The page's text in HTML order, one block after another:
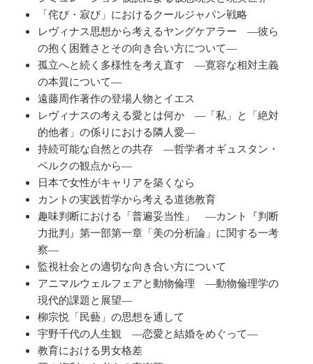
「侘び・寂び」におけるクールジャパン戦略
レヴィナス思想から考えるヤングケアラー ―彼ら
の抱く困難さとその向き合い方について―
孤立へと続く多様性を考え直す ―寛容な相対主義
の本質について―
遠藤周作著作の登場人物とイエス
レヴィナスの考える愛とは何か ―「私」と「絶対
的他者」の係りにおける隣人愛―
持続可能な自然との共存 ―哲学者オギュスタン・
ベルクの観点から―
日本で女性がキャリアを築くなら
カントの実践哲学から考える道徳教育
趣味判断における「普遍妥当性」 ―カント『判断
力批判』第一部第一章「美の分析論」に関する一考
察―
監視社会との適切な向き合い方について
アニマルウェルフェアと動物倫理 ―動物倫理学の
現代的課題と展望―
柳宗悦「民藝」の思想を通して
宇野千代の人生観 ―恋愛と結婚をめぐって―
教育における男女格差